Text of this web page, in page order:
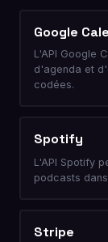
Google
L'API Google
d'agenda et
codées.
Spotify
L'API Spotify
podcasts
Stripe